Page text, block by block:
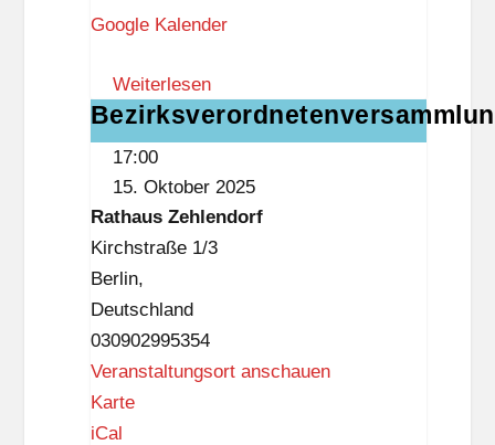
h
k
b
Google Kalender
Weiterlesen
Bezirksverordnetenversammlung
17:00
15. Oktober 2025
Rathaus Zehlendorf
Kirchstraße 1/3
Berlin,
Deutschland
030902995354
Veranstaltungsort anschauen
KarteR
iCal